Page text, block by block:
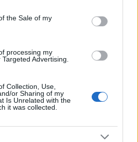
specified purposes in below Google
the Sale of my
processing my
Advertising.
Collection, Use,
or Sharing of my
Is Unrelated with the
it was collected.